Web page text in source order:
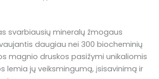
svarbiausių mineralų žmogaus
daugiau nei 300 biocheminių
magnio druskos pasižymi unikaliomis
lemia jų veiksmingumą, įsisavinimą ir